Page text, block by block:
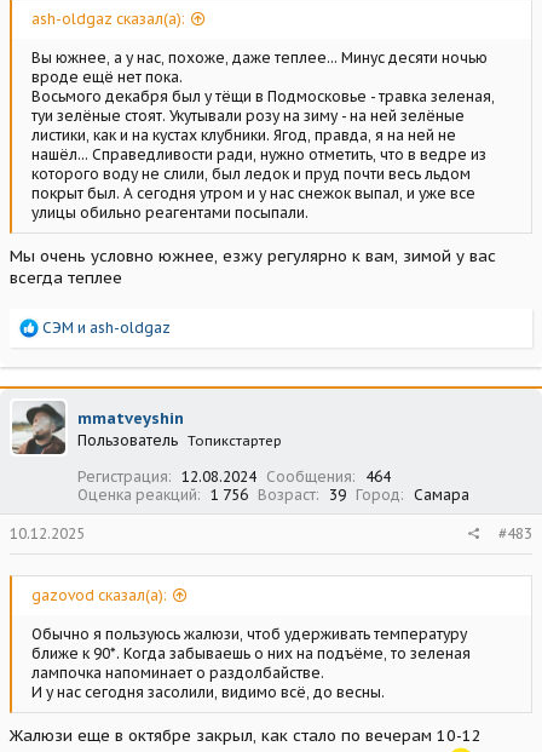
ash-oldgaz сказал(а):
Вы южнее, а у нас, похоже, даже теплее... Минус десяти ночью
вроде ещё нет пока.
Восьмого декабря был у тёщи в Подмосковье - травка зеленая,
туи зелёные стоят. Укутывали розу на зиму - на ней зелёные
листики, как и на кустах клубники. Ягод, правда, я на ней не
нашёл... Справедливости ради, нужно отметить, что в ведре из
которого воду не слили, был ледок и пруд почти весь льдом
покрыт был. А сегодня утром и у нас снежок выпал, и уже все
улицы обильно реагентами посыпали.
Мы очень условно южнее, езжу регулярно к вам, зимой у вас
всегда теплее
Р
а
к
ц
и
и
СЭМ и ash-oldgaz
mmatveyshin
Пользователь Топикстартер
Регистрация 12.08.2024 Сообщения
464
Оценка реакций
1 756 Возраст 39 Город Самара
10.12.2025 #483
gazovod сказал(а):
Обычно я пользуюсь жалюзи, чтоб удерживать температуру
ближе к 90*. Когда забываешь о них на подъёме, то зеленая
лампочка напоминает о раздолбайстве.
И у нас сегодня засолили, видимо всё, до весны.
Жалюзи еще в октябре закрыл, как стало по вечерам 10-12